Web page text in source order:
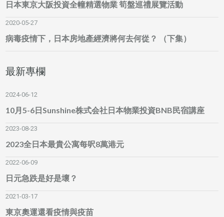
日本東京大阪投資全幢精選物業 筍盤巡禮展覽活動
2020-05-27
病毒疫情下，日本房地產經濟將何去何從？ （下集）
最新專欄
2024-06-12
10月5-6日Sunshine株式会社日本物業投資BNB民宿講座
2023-08-23
2023全日本最貴公寓每呎8萬港元
2022-06-09
日元急跌是好是壞？
2021-03-17
東京奧運還看疫情與疫苗